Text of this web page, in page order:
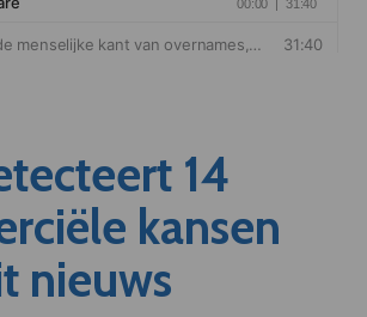
14
kansen
nieuws